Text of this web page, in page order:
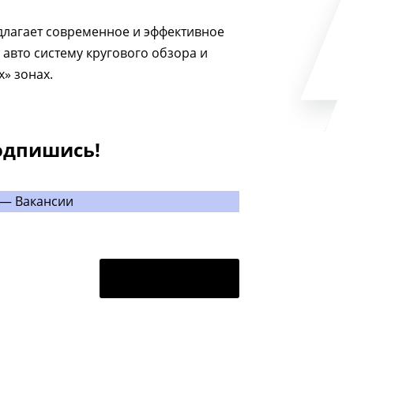
современное и эффективное
систему кругового обзора и
зонах.
Вакансии